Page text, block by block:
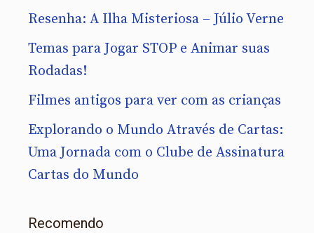
Resenha: A Ilha Misteriosa – Júlio Verne
Temas para Jogar STOP e Animar suas
Rodadas!
Filmes antigos para ver com as crianças
Explorando o Mundo Através de Cartas:
Uma Jornada com o Clube de Assinatura
Cartas do Mundo
Recomendo